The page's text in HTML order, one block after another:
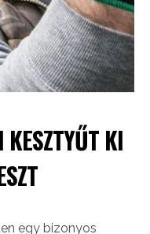
KI
egy bizonyos